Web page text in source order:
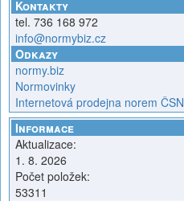
Kontakty
tel. 736 168 972
info@normybiz.cz
Odkazy
normy.biz
Normovinky
Internetová prodejna norem ČSN
Informace
Aktualizace:
1. 8. 2026
Počet položek:
53311